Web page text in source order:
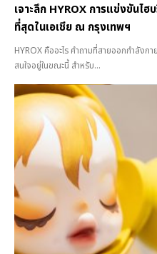
เจาะลึก HYROX การแข่งขันไ
ที่สุดในเอเชีย ณ กรุงเทพฯ
HYROX คืออะไร คำถามที่สายออกกำลังก
สนใจอยู่ในขณะนี้ สำหรับ...